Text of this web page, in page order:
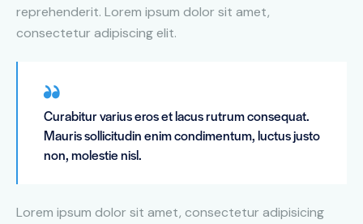
reprehenderit. Lorem ipsum dolor sit amet,
consectetur adipiscing elit.
Curabitur varius eros et lacus rutrum consequat.
Mauris sollicitudin enim condimentum, luctus justo
non, molestie nisl.
Lorem ipsum dolor sit amet, consectetur adipisicing